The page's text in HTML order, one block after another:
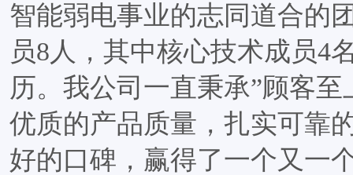
智能弱电事业的志同道合的
员8人，其中核心技术成员4
历。我公司一直秉承”顾客
优质的产品质量，扎实可靠
好的口碑，赢得了一个又一